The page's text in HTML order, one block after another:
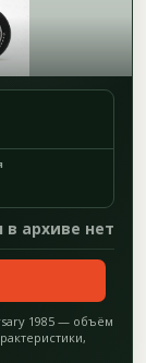
в архиве нет
1985 — объём